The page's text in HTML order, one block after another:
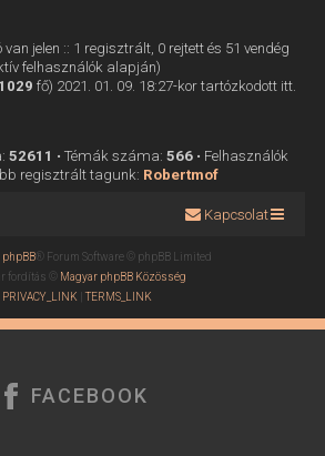
jelen :: 1 regisztrált, 0 rejtett és 51 vendég
felhasználók alapján)
fő) 2021. 01. 09. 18:27-kor tartózkodott itt.
52611 • Témák száma: 566• Felhasználók
regisztrált tagunk: Robertmof
Kapcsolat
phpBB® Forum Software © phpBB Limited
fordítás © Magyar phpBB Közösség
PRIVACY_LINK |TERMS_LINK
FACEBOOK